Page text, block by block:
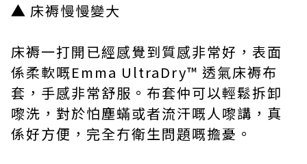
▲ 床褥慢慢變大
床褥一打開已經感覺到質感非常好，表面
係柔軟嘅Emma UltraDry™ 透氣床褥布
套，手感非常舒服。布套仲可以輕鬆拆卸
嚟洗，對於怕塵蟎或者流汗嘅人嚟講，真
係好方便，完全冇衛生問題嘅擔憂。